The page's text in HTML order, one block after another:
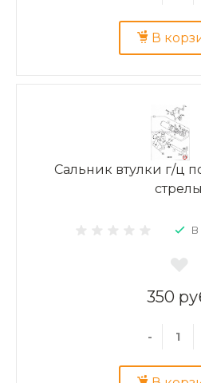
В
Сальник втулки г/ц
стрелы
В
350
-